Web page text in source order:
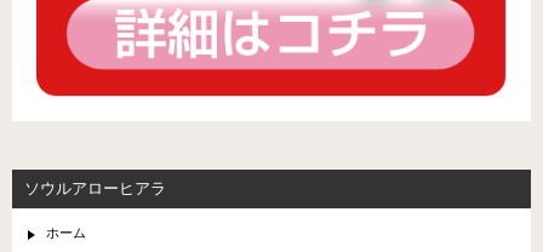
ソウルアローヒアラ
ホーム